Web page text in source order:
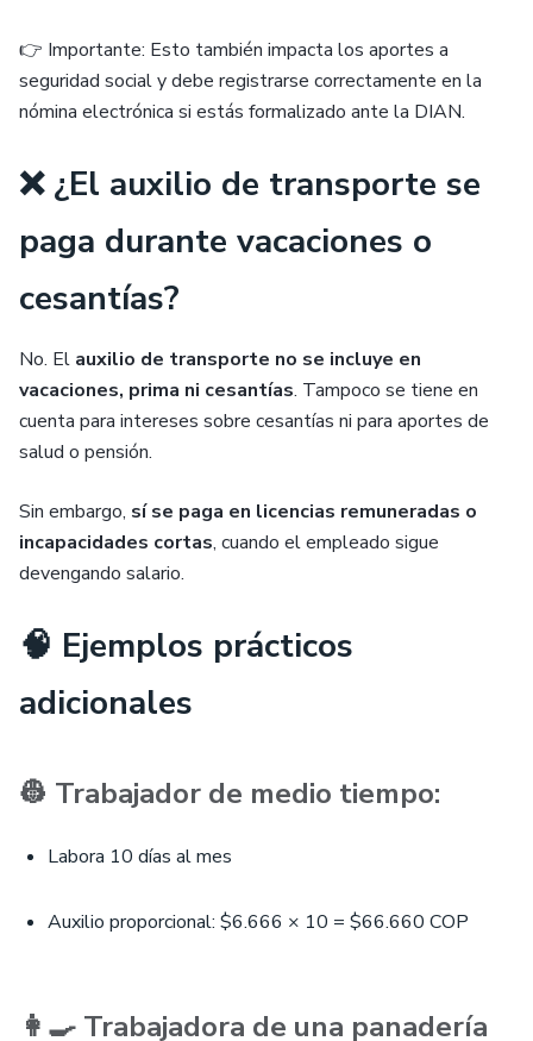
👉 Importante: Esto también impacta los aportes a
seguridad social y debe registrarse correctamente en la
nómina electrónica si estás formalizado ante la DIAN.
❌ ¿El auxilio de transporte se
paga durante vacaciones o
cesantías?
No. El auxilio de transporte no se incluye en
vacaciones, prima ni cesantías. Tampoco se tiene en
cuenta para intereses sobre cesantías ni para aportes de
salud o pensión.
Sin embargo, sí se paga en licencias remuneradas o
incapacidades cortas, cuando el empleado sigue
devengando salario.
🧠 Ejemplos prácticos
adicionales
👷 Trabajador de medio tiempo:
Labora 10 días al mes
Auxilio proporcional: $6.666 × 10 = $66.660 COP
👩‍🍳 Trabajadora de una panadería